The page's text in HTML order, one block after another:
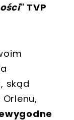
" TVP
skąd